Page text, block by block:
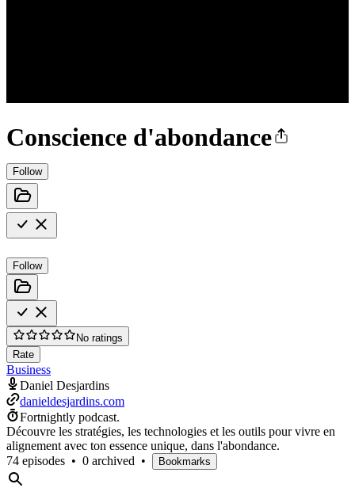
Conscience d'abondance
Follow
Follow
No ratings
Rate
Business
Daniel Desjardins
danieldesjardins.com
Fortnightly podcast.
Découvre les stratégies, les technologies et les outils pour vivre en
alignement avec ton essence unique, dans l'abondance.
74 episodes • 0 archived • Bookmarks